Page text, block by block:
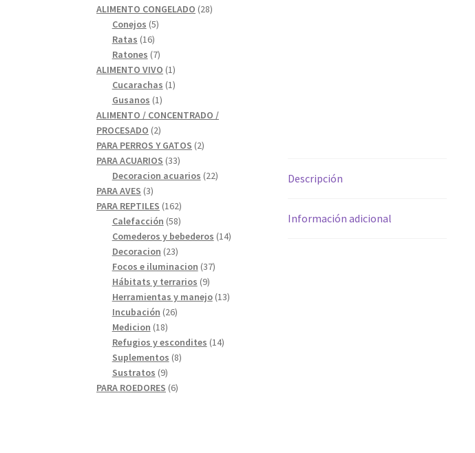
Descripción
Información adicional
ALIMENTO CONGELADO 2828
Conejos 55
Ratas 1616
productos
Ratones 77
productos
ALIMENTO VIVO 11
producto
Cucarachas 11
Gusanos 11
producto
ALIMENTO / CONCENTRADO /
PROCESADO 22
productos
PARA PERROS Y GATOS 22
PARA ACUARIOS 3333
productos
Decoracion acuarios 2222
PARA AVES 33
productos
PARA REPTILES 162162
productos
Calefacción 5858
productos
Comederos y bebederos 1414
Decoracion 2323
productos
Focos e iluminacion 3737
Hábitats y terrarios 99
productos
Herramientas y manejo 1313
Incubación 2626
Medicion 1818
productos
Refugios y escondites 1414
Suplementos 88
Sustratos 99
productos
PARA ROEDORES 66